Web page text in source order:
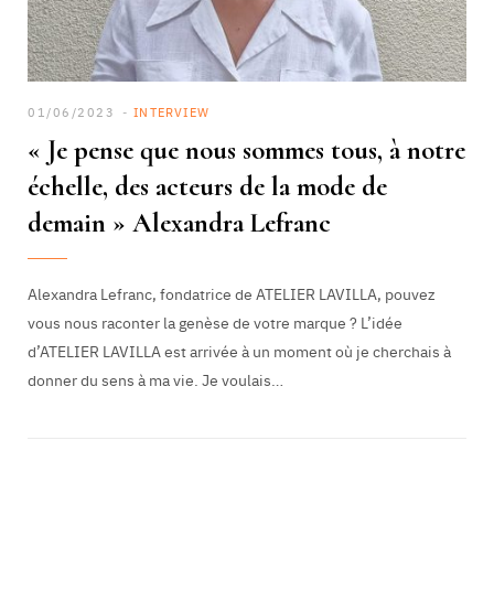
01/06/2023 INTERVIEW
« Je pense que nous sommes tous, à notre
échelle, des acteurs de la mode de
demain » Alexandra Lefranc
Alexandra Lefranc, fondatrice de ATELIER LAVILLA, pouvez
vous nous raconter la genèse de votre marque ? L’idée
d’ATELIER LAVILLA est arrivée à un moment où je cherchais à
donner du sens à ma vie. Je voulais…